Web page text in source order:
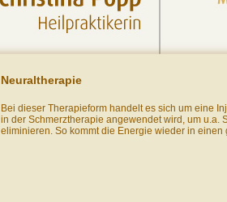
Neuraltherapie
Bei dieser Therapieform handelt es sich um eine
in der Schmerztherapie angewendet wird, um u.a.
eliminieren. So kommt die Energie wieder in einen